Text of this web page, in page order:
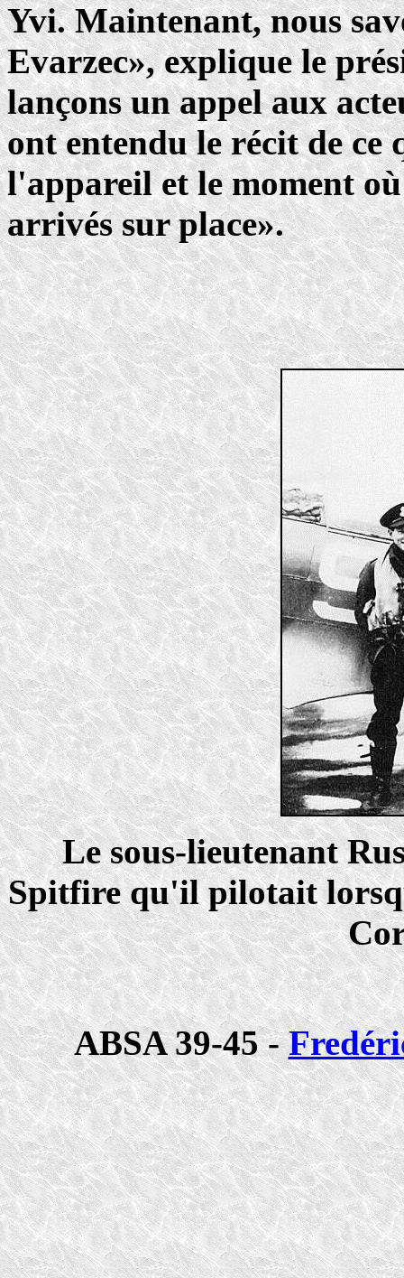
Yvi. Maintenant, nous
Evarzec», explique le
lançons un appel aux
ont entendu le récit de ce
l'appareil et le moment
arrivés sur place».
Le sous-lieutenant
Spitfire qu'il pilotait
ABSA 39-45 -